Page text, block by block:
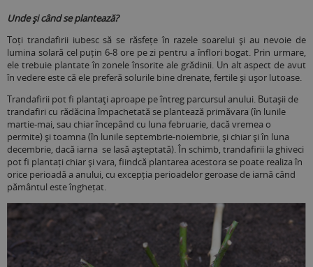
Unde și când se plantează?
Toți trandafirii iubesc să se răsfețe în razele soarelui și au nevoie de
lumina solară cel puțin 6-8 ore pe zi pentru a înflori bogat. Prin urmare,
ele trebuie plantate în zonele însorite ale grădinii. Un alt aspect de avut
în vedere este că ele preferă solurile bine drenate, fertile și ușor lutoase.
Trandafirii pot fi plantaţi aproape pe întreg parcursul anului. Butașii de
trandafiri cu rădăcina împachetată se plantează primăvara (în lunile
martie-mai, sau chiar începând cu luna februarie, dacă vremea o
permite) şi toamna (în lunile septembrie-noiembrie, și chiar și în luna
decembrie, dacă iarna se lasă așteptată). În schimb, trandafirii la ghiveci
pot fi plantați chiar și vara, fiindcă plantarea acestora se poate realiza în
orice perioadă a anului, cu excepția perioadelor geroase de iarnă când
pământul este înghețat.